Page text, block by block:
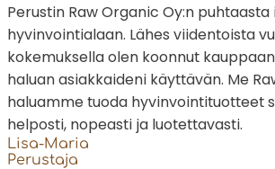
Perustin Raw Organic Oy:n
hyvinvointialaan. Lähes viidentoista
kokemuksella olen koonnut
haluan asiakkaideni käyttävän. Me
haluamme tuoda hyvinvointituotteet
helposti, nopeasti ja luotettavasti.
Lisa-Maria
Perustaja